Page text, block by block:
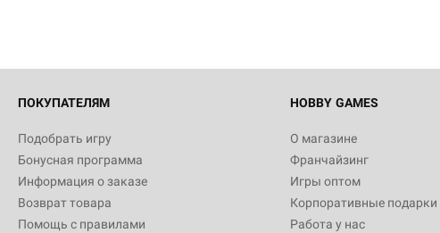
ПОКУПАТЕЛЯМ
Подобрать игру
Бонусная программа
Информация о заказе
Возврат товара
Помощь с правилами
HOBBY GAMES
О магазине
Франчайзинг
Игры оптом
Корпоративные подарки
Работа у нас